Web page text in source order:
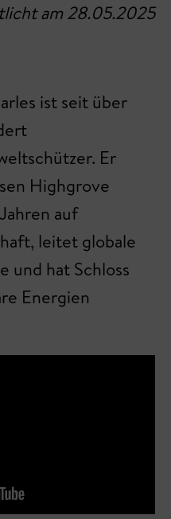
am 28.05.2025
ist seit über
Er
Highgrove
auf
leitet globale
und hat Schloss
Energien